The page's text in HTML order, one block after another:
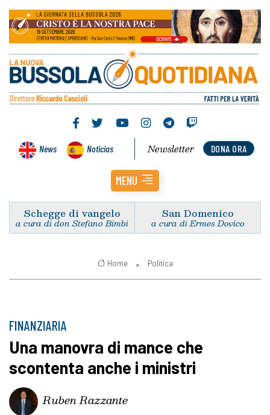
News Noticias DONA ORA
Newsletter
MENU
Schegge di vangelo
a cura di don Stefano Bimbi
San Domenico
a cura di Ermes Dovico
Home Politica
FINANZIARIA
Una manovra di mance che
scontenta anche i ministri
Ruben Razzante